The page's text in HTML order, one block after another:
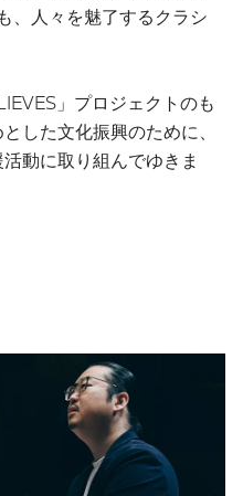
、人々を魅了するクラシ
」プロジェクトのも
した文化振興のために、
動に取り組んでゆきま